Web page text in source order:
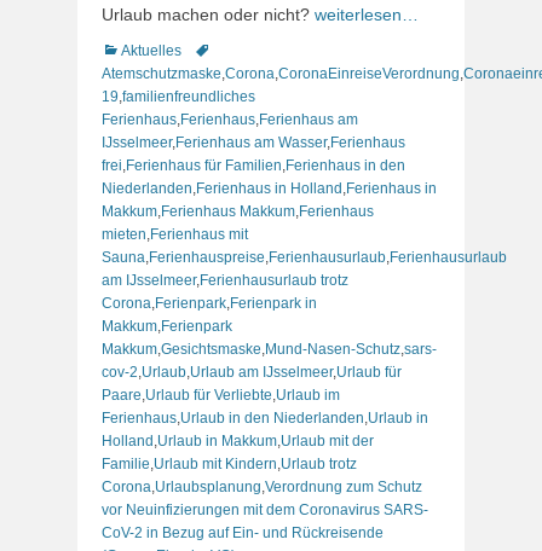
Urlaub machen oder nicht? weiterlesen…
Kategorien
Aktuelles
Schlagworte
Atemschutzmaske,Corona,CoronaEinreiseVerordnung,
19,familienfreundliches
Ferienhaus,Ferienhaus,Ferienhaus am
IJsselmeer,Ferienhaus am Wasser,Ferienhaus
frei,Ferienhaus für Familien,Ferienhaus in den
Niederlanden,Ferienhaus in Holland ,Ferienhaus in
Makkum,Ferienhaus Makkum,Ferienhaus
mieten,Ferienhaus mit
Sauna,Ferienhauspreise,Ferienhausurlaub,Ferienhausurlaub
am IJsselmeer,Ferienhausurlaub trotz
Corona,Ferienpark,Ferienpark in
Makkum,Ferienpark
Makkum,Gesichtsmaske,Mund-Nasen-Schutz,sars-
cov-2,Urlaub,Urlaub am IJsselmeer,Urlaub für
Paare,Urlaub für Verliebte,Urlaub im
Ferienhaus,Urlaub in den Niederlanden,Urlaub in
Holland ,Urlaub in Makkum,Urlaub mit der
Familie,Urlaub mit Kindern,Urlaub trotz
Corona,Urlaubsplanung,Verordnung zum Schutz
vor Neuinfizierungen mit dem Coronavirus SARS-
CoV-2 in Bezug auf Ein- und Rückreisende